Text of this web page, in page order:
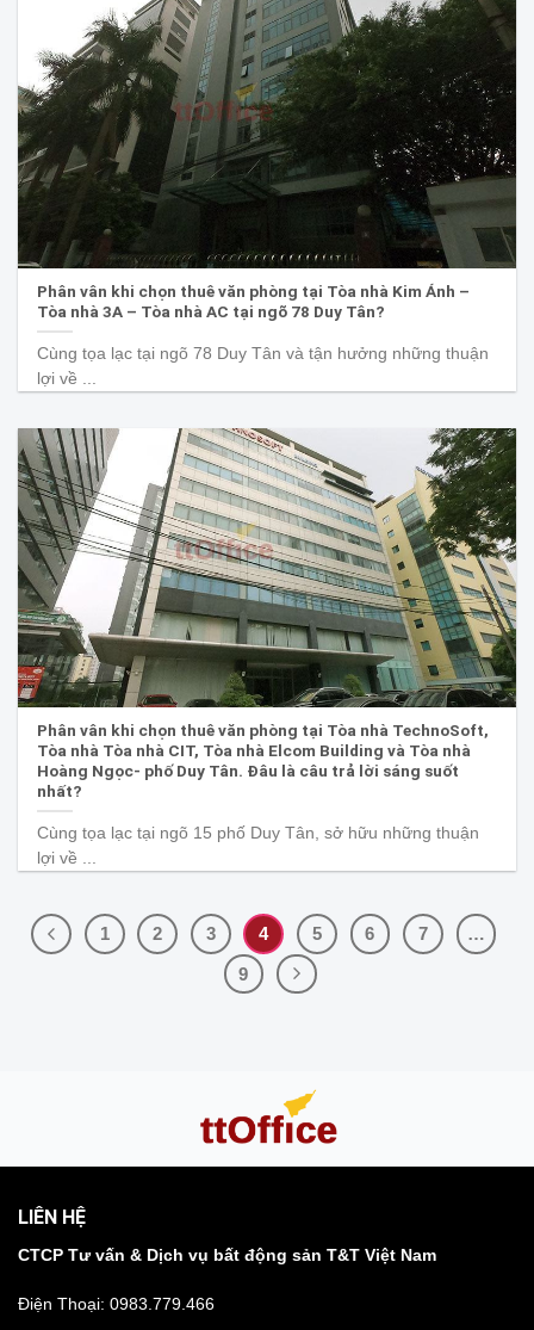
Phân vân khi chọn thuê văn phòng tại Tòa nhà Kim Ánh –
Tòa nhà 3A – Tòa nhà AC tại ngõ 78 Duy Tân?
Cùng tọa lạc tại ngõ 78 Duy Tân và tận hưởng những thuận
lợi về ...
Phân vân khi chọn thuê văn phòng tại Tòa nhà TechnoSoft,
Tòa nhà Tòa nhà CIT, Tòa nhà Elcom Building và Tòa nhà
Hoàng Ngọc- phố Duy Tân. Đâu là câu trả lời sáng suốt
nhất?
Cùng tọa lạc tại ngõ 15 phố Duy Tân, sở hữu những thuận
lợi về ...
1 2 3 4 5 6 7
…
9
LIÊN HỆ
CTCP Tư vấn & Dịch vụ bất động sản T&T Việt Nam
Điện Thoại: 0983.779.466